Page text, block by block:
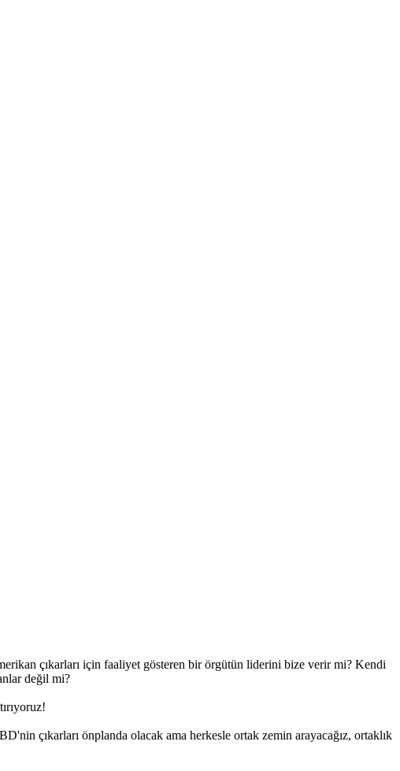
çıkarları için faaliyet gösteren bir örgütün liderini bize verir mi? Kendi
değil mi?
çıkarları önplanda olacak ama herkesle ortak zemin arayacağız, ortaklık